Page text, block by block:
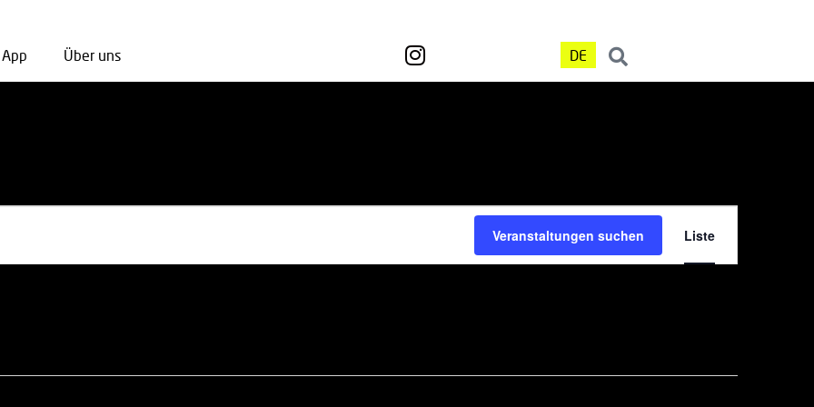
App Über uns DE
Veranstaltungen suchen Liste